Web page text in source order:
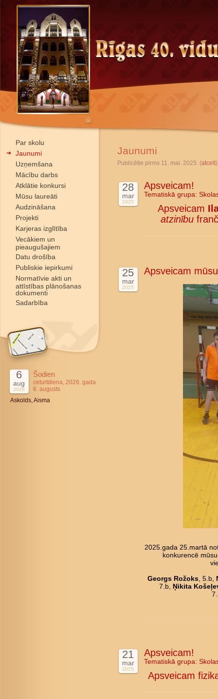
Par skolu
Jaunumi
Uzņemšana
Mācību darbs
Atklātie konkursi
Mūsu laureāti
Audzināšana
Projekti
Karjeras izglītība
Vecākiem un
pieaugušajiem
Datu drošība
Publiskie iepirkumi
Normatīvie akti un
attīstības plānošanas
dokumenti
Sadarbība
6
aug
2026
Šodien
ceturtdiena, 2026. gada
6. augusts
Askolds, Aisma
Jaunumi
Publicētie pirms 11. mai. 2025. (atcelt)
28
mar
2025
Apsveicam!
Tematiskā grupa:
Apsveicam
atzinību
25
mar
2025
Apsveicam
2025.gada 25.martā
konkurencē
Georgs Rožoks, 5.b,
7.b, Ņikita
21
mar
2025
Apsveicam!
Tematiskā grupa:
Apsveicam